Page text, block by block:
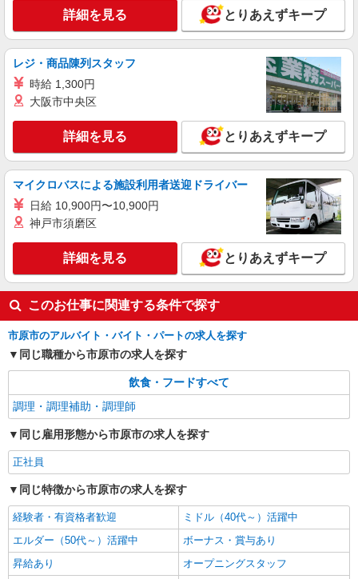
時給1,500円〜1,700円 試用期間中 時給1,500
円〜1,700円(試用期間2ヶ月) 残業が発生した場
合、残業代を1分単位で別途支給します。
株式会社レゾナックキャフェ （千葉県市原市
八幡海岸通り3番地）
キープ 詳細を見る
パート
コンパスグループ・ジャパン株式会社 20798_p
調理師【アルバイト・パート】
時給1,500円以上 試用期間中 時給1,500円以上
(試用期間2ヶ月) 残業が発生した場合、残業代を1
日本板硝子千葉工場 （千葉県市原市姉崎海岸
キープ 詳細を見る
アルバイト パート
コンパスグループ・ジャパン株式会社 20889_p
調理補助【アルバイト・パート】
時給1,140円〜1,200円 試用期間中 時給1,140
円〜1,200円(試用期間2ヶ月) 残業が発生した場
合、残業代を1分単位で別途支給します。
株式会社レゾナックキャフェ （千葉県市原市
八幡海岸通り3番地）
キープ
詳細を見る とりあえずキープ
レジ・商品陳列スタッフ
時給 1,300円
大阪市中央区
詳細を見る とりあえずキープ
マイクロバスによる施設利用者送迎ドライバー
日給 10,900円〜10,900円
神戸市須磨区
詳細を見る とりあえずキープ
このお仕事に関連する条件で探す
市原市のアルバイト・バイト・パートの求人を探す
同じ職種から市原市の求人を探す
飲食・フードすべて
調理・調理補助・調理師
同じ雇用形態から市原市の求人を探す
正社員
同じ特徴から市原市の求人を探す
経験者・有資格者歓迎
ミドル（40代～）活躍中
エルダー（50代～）活躍中
ボーナス・賞与あり
昇給あり
オープニングスタッフ